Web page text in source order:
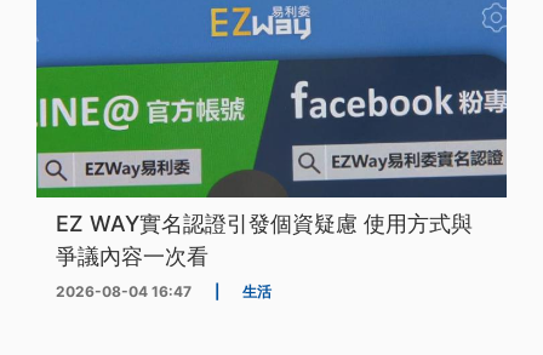
EZ WAY實名認證引發個資疑慮 使用方式與
爭議內容一次看
2026-08-04 16:47 生活